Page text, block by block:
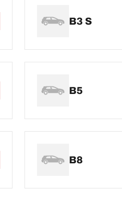
B3 S
B5
B8